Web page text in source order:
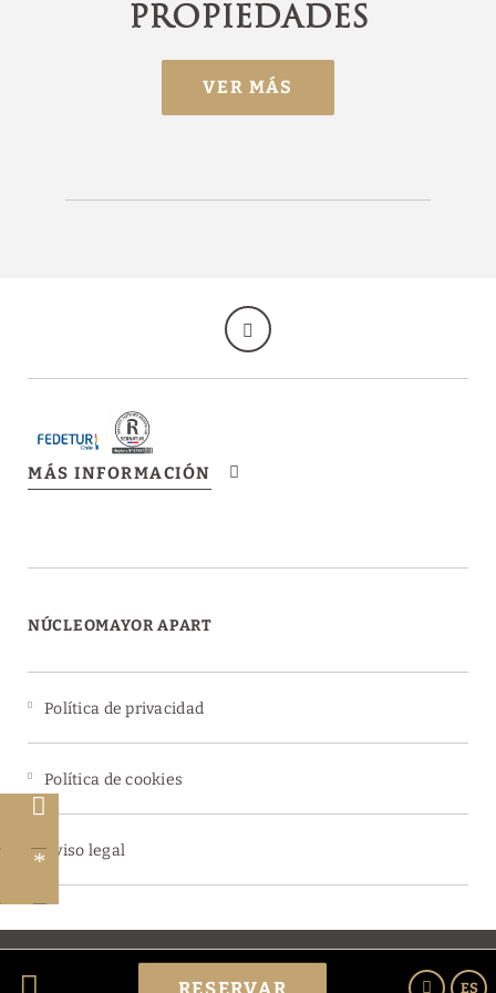
ES
propiedades
MÁS INFORMACIÓN
NÚCLEOMAYOR APART
Política de privacidad
Política de cookies
Aviso legal
Powered by Keytel